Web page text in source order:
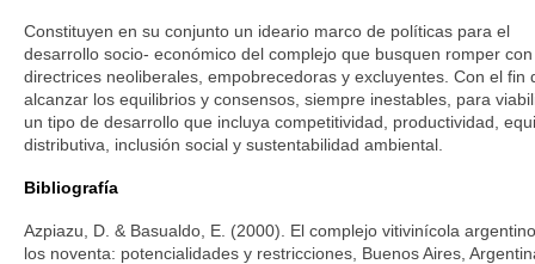
Constituyen en su conjunto un ideario marco de políticas para el
desarrollo socio- económico del complejo que busquen romper
directrices neoliberales, empobrecedoras y excluyentes. Con el fin
alcanzar los equilibrios y consensos, siempre inestables, para
un tipo de desarrollo que incluya competitividad, productividad,
distributiva, inclusión social y sustentabilidad ambiental.
Bibliografía
Azpiazu, D. & Basualdo, E. (2000). El complejo vitivinícola
los noventa: potencialidades y restricciones, Buenos Aires,